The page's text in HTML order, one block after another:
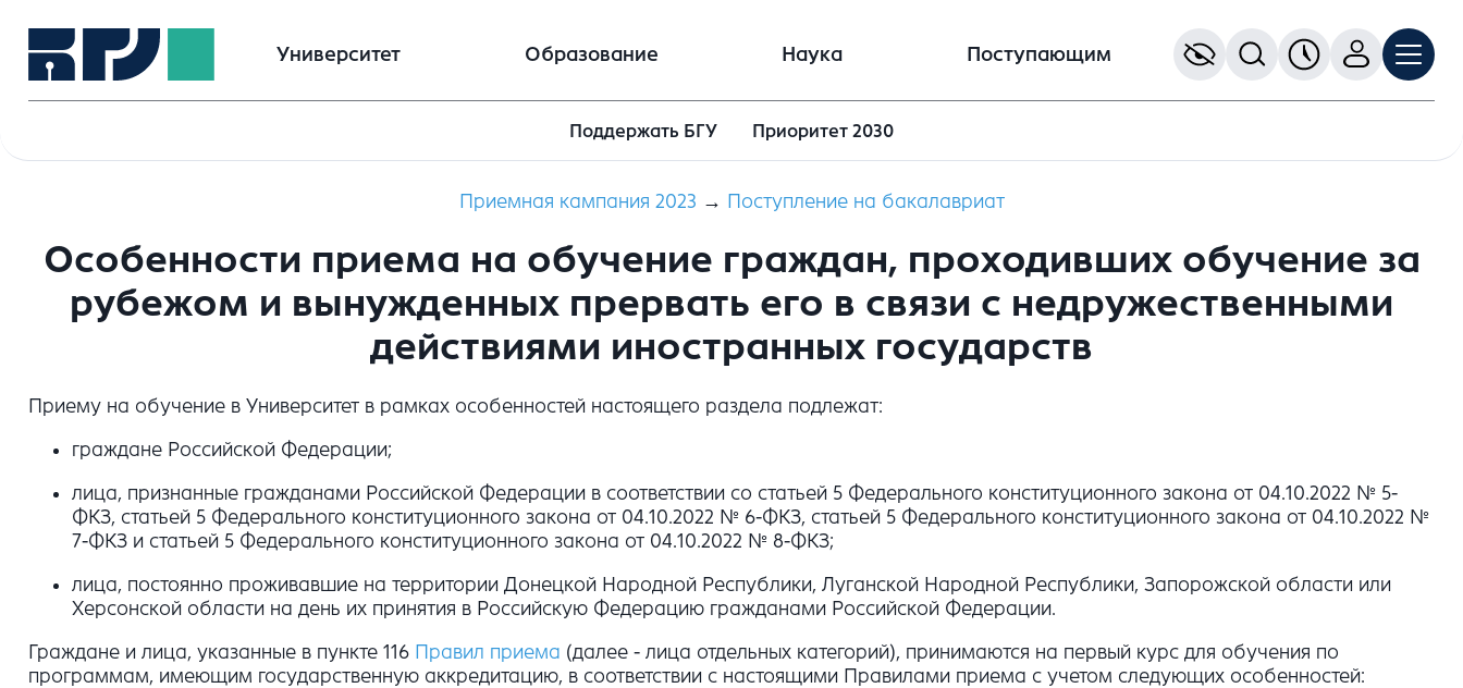
Университет Образование Наука Поступающим
Поддержать БГУ Приоритет 2030
Приемная кампания 2023 → Поступление на бакалавриат
Особенности приема на обучение граждан, проходивших обучение за
рубежом и вынужденных прервать его в связи с недружественными
действиями иностранных государств
Приему на обучение в Университет в рамках особенностей настоящего раздела подлежат:
граждане Российской Федерации;
лица, признанные гражданами Российской Федерации в соответствии со статьей 5 Федерального конституционного закона от 04.10.2022 № 5-
ФКЗ, статьей 5 Федерального конституционного закона от 04.10.2022 № 6-ФКЗ, статьей 5 Федерального конституционного закона от 04.10.2022 №
7-ФКЗ и статьей 5 Федерального конституционного закона от 04.10.2022 № 8-ФКЗ;
лица, постоянно проживавшие на территории Донецкой Народной Республики, Луганской Народной Республики, Запорожской области или
Херсонской области на день их принятия в Российскую Федерацию гражданами Российской Федерации.
Граждане и лица, указанные в пункте 116 Правил приема (далее - лица отдельных категорий), принимаются на первый курс для обучения по
программам, имеющим государственную аккредитацию, в соответствии с настоящими Правилами приема с учетом следующих особенностей: